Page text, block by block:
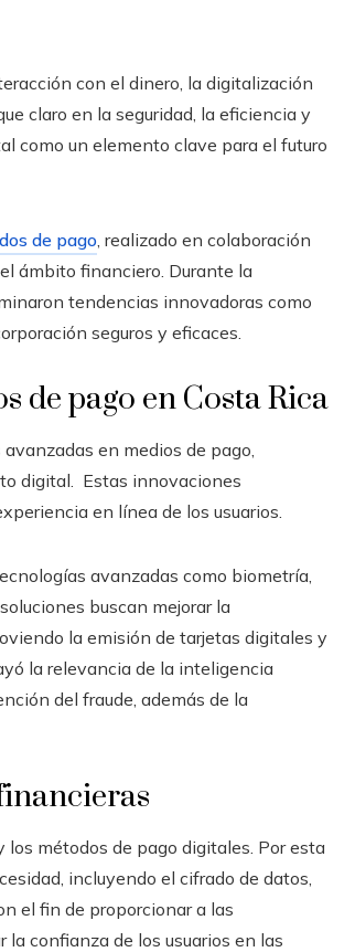
con el dinero, la digitalización
claro en la seguridad, la eficiencia y
como un elemento clave para el futuro
de pago, realizado en colaboración
ámbito financiero. Durante la
tendencias innovadoras como
seguros y eficaces.
de pago en Costa Rica
en medios de pago,
digital. Estas innovaciones
en línea de los usuarios.
avanzadas como biometría,
buscan mejorar la
la emisión de tarjetas digitales y
la relevancia de la inteligencia
del fraude, además de la
los métodos de pago digitales. Por esta
incluyendo el cifrado de datos,
el fin de proporcionar a las
confianza de los usuarios en las